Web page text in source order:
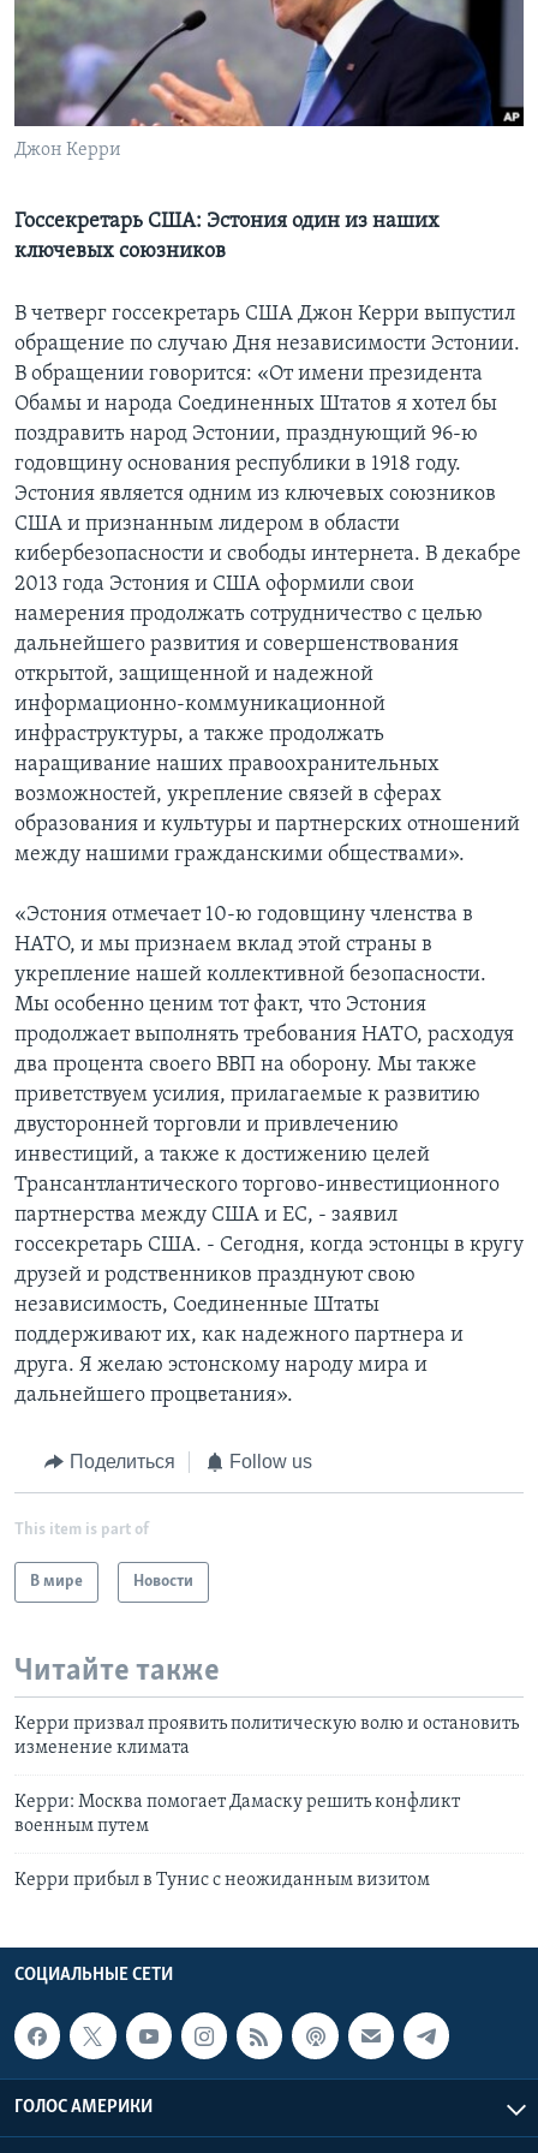
Learning English
СОЦИАЛЬНЫЕ СЕТИ
Языки
Джон Керри
Госсекретарь США: Эстония один из наших
ключевых союзников
В четверг госсекретарь США Джон Керри выпустил
обращение по случаю Дня независимости Эстонии.
В обращении говорится: «От имени президента
Обамы и народа Соединенных Штатов я хотел бы
поздравить народ Эстонии, празднующий 96-ю
годовщину основания республики в 1918 году.
Эстония является одним из ключевых союзников
США и признанным лидером в области
кибербезопасности и свободы интернета. В декабре
2013 года Эстония и США оформили свои
намерения продолжать сотрудничество с целью
дальнейшего развития и совершенствования
открытой, защищенной и надежной
информационно-коммуникационной
инфраструктуры, а также продолжать
наращивание наших правоохранительных
возможностей, укрепление связей в сферах
образования и культуры и партнерских отношений
между нашими гражданскими обществами».
«Эстония отмечает 10-ю годовщину членства в
НАТО, и мы признаем вклад этой страны в
укрепление нашей коллективной безопасности.
Мы особенно ценим тот факт, что Эстония
продолжает выполнять требования НАТО, расходуя
два процента своего ВВП на оборону. Мы также
приветствуем усилия, прилагаемые к развитию
двусторонней торговли и привлечению
инвестиций, а также к достижению целей
Трансантлантического торгово-инвестиционного
партнерства между США и ЕС, - заявил
госсекретарь США. - Cегодня, когда эстонцы в кругу
друзей и родственников празднуют свою
независимость, Соединенные Штаты
поддерживают их, как надежного партнера и
друга. Я желаю эстонскому народу мира и
дальнейшего процветания».
Поделиться Follow us
This item is part of
В мире Новости
Читайте также
Керри призвал проявить политическую волю и остановить
изменение климата
Керри: Москва помогает Дамаску решить конфликт
военным путем
Керри прибыл в Тунис с неожиданным визитом
СОЦИАЛЬНЫЕ СЕТИ
ГОЛОС АМЕРИКИ